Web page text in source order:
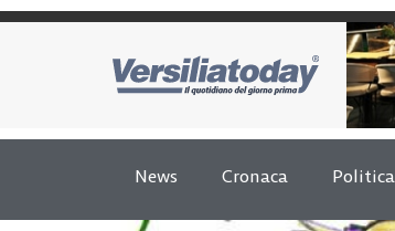
News Cronaca Politica